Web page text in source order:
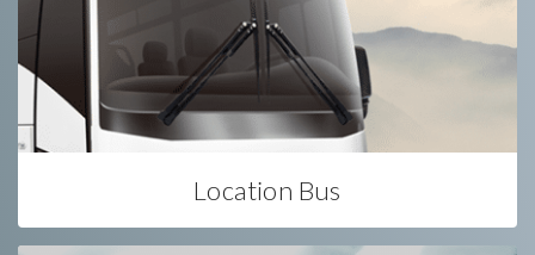
Location Bus